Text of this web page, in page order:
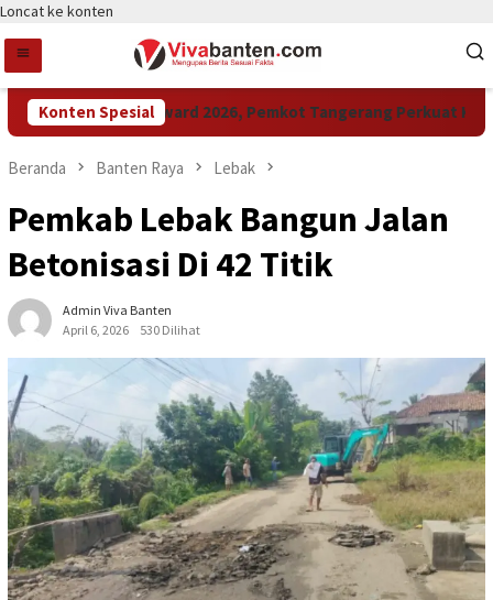
Loncat ke konten
Konten Spesial
Raih LPM Award 2026, Pemkot Tangerang Perkuat
Beranda Banten Raya Lebak
Pemkab Lebak Bangun Jalan
Betonisasi Di 42 Titik
Admin Viva Banten
April 6, 2026
530 Dilihat